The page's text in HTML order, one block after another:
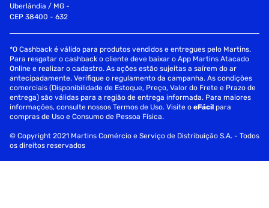
Uberlândia / MG -
CEP 38400 - 632
*O Cashback é válido para produtos vendidos e entregues pelo Martins.
Para resgatar o cashback o cliente deve baixar o App Martins Atacado
Online e realizar o cadastro. As ações estão sujeitas a saírem do ar
antecipadamente. Verifique o regulamento da campanha. As condições
comerciais (Disponibilidade de Estoque, Preço, Valor do Frete e Prazo de
entrega) são válidas para a região de entrega informada. Para maiores
informações, consulte nossos Termos de Uso. Visite oeFácil para
compras de Uso e Consumo de Pessoa Física.
© Copyright 2021 Martins Comércio e Serviço de Distribuição S.A. - Todos
os direitos reservados